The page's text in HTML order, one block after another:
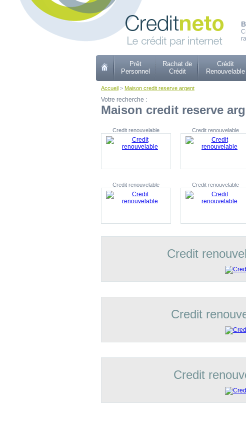
Prêt
Personnel
Rachat de
Crédit
Crédit
Renouvelable
Accueil > Maison credit reserve argent
Votre recherche :
Maison credit reserve
Credit renouvelable Credit renouvelable
Credit renouvelable Credit renouvelable
Credit
Credit
Credit